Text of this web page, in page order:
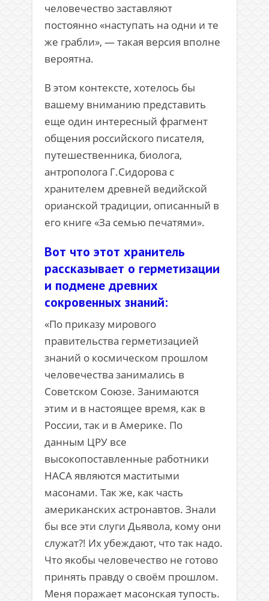
человечество заставляют
постоянно «наступать на одни и те
же грабли», — такая версия вполне
вероятна.
В этом контексте, хотелось бы
вашему вниманию представить
еще один интересный фрагмент
общения российского писателя,
путешественника, биолога,
антрополога Г.Сидорова с
хранителем древней ведийской
орианской традиции, описанный в
его книге «За семью печатями».
Вот что этот хранитель
рассказывает о герметизации
и подмене древних
сокровенных знаний:
«По приказу мирового
правительства герметизацией
знаний о космическом прошлом
человечества занимались в
Советском Союзе. Занимаются
этим и в настоящее время, как в
России, так и в Америке. По
данным ЦРУ все
высокопоставленные работники
НАСА являются маститыми
масонами. Так же, как часть
американских астронавтов. Знали
бы все эти слуги Дьявола, кому они
служат?! Их убеждают, что так надо.
Что якобы человечество не готово
принять правду о своём прошлом.
Меня поражает масонская тупость.